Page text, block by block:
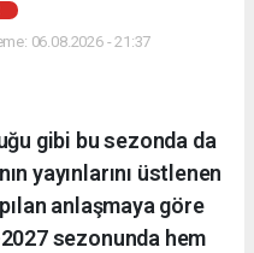
06.08.2026 - 21:37
gibi bu sezonda da
yayınlarını üstlenen
anlaşmaya göre
sezonunda hem